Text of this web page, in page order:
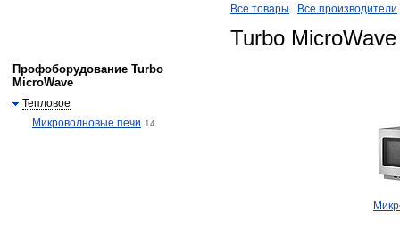
Все товары Все производители
Turbo MicroWave
Профоборудование Turbo
MicroWave
Тепловое
Микроволновые печи 14